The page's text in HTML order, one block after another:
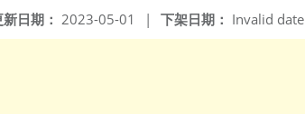
下架日期： Invalid date
日期： 2023-05-01 |